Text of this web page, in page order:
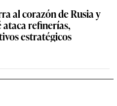
al corazón de Rusia y
refinerías,
estratégicos